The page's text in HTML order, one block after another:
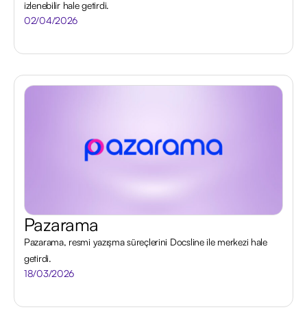
izlenebilir hale getirdi.
02/04/2026
Pazarama
Pazarama, resmi yazışma süreçlerini Docsline ile merkezi hale
getirdi.
18/03/2026